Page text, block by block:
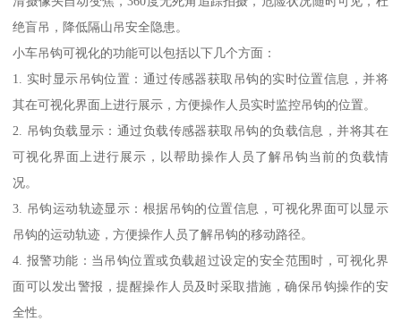
绝盲吊，降低隔山吊安全隐患。
小车吊钩可视化的功能可以包括以下几个方面：
1. 实时显示吊钩位置：通过传感器获取吊钩的实时位置信息，并将
其在可视化界面上进行展示，方便操作人员实时监控吊钩的位置。
2. 吊钩负载显示：通过负载传感器获取吊钩的负载信息，并将其在
可视化界面上进行展示，以帮助操作人员了解吊钩当前的负载情
况。
3. 吊钩运动轨迹显示：根据吊钩的位置信息，可视化界面可以显示
吊钩的运动轨迹，方便操作人员了解吊钩的移动路径。
4. 报警功能：当吊钩位置或负载超过设定的安全范围时，可视化界
面可以发出警报，提醒操作人员及时采取措施，确保吊钩操作的安
全性。